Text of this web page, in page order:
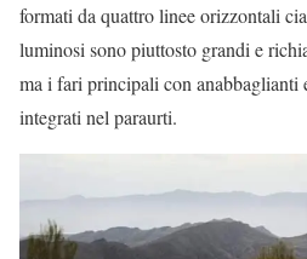
formati da quattro linee orizzontali
luminosi sono piuttosto grandi e
ma i fari principali con anabbaglianti
integrati nel paraurti.